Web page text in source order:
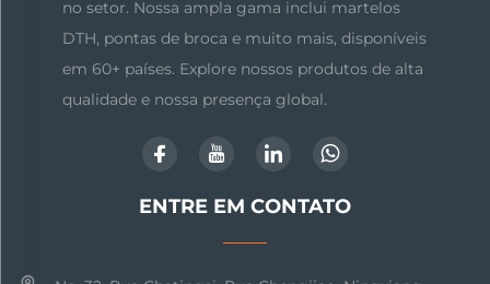
no setor. Nossa ampla gama inclui martelos
DTH, pontas de broca e muito mais, disponíveis
em 60+ países. Explore nossos produtos de alta
qualidade e nossa presença global.
ENTRE EM CONTATO